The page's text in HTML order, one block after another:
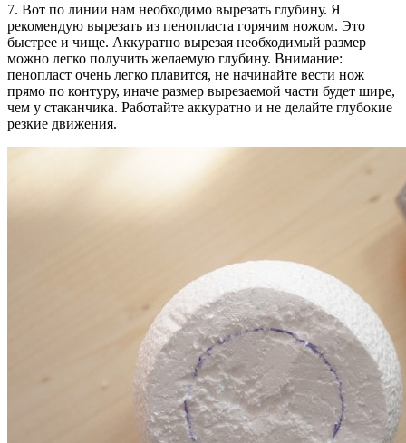
7. Вот по линии нам необходимо вырезать глубину. Я
рекомендую вырезать из пенопласта горячим ножом. Это
быстрее и чище. Аккуратно вырезая необходимый размер
можно легко получить желаемую глубину. Внимание:
пенопласт очень легко плавится, не начинайте вести нож
прямо по контуру, иначе размер вырезаемой части будет шире,
чем у стаканчика. Работайте аккуратно и не делайте глубокие
резкие движения.